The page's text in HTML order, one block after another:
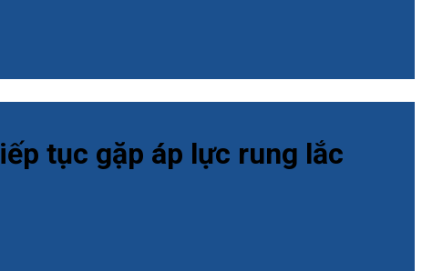
tục gặp áp lực rung lắc